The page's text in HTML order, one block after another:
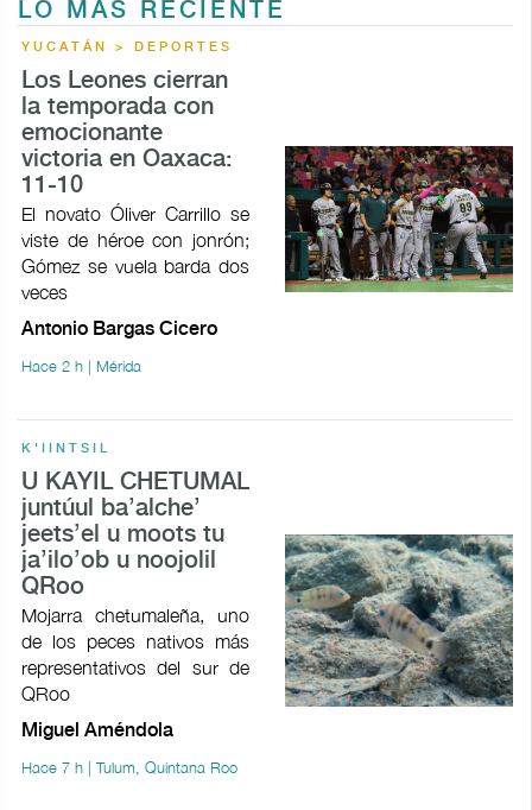
LO MÁS RECIENTE
YUCATÁN > DEPORTES
Los Leones cierran
la temporada con
emocionante
victoria en Oaxaca:
11-10
El novato Óliver Carrillo se
viste de héroe con jonrón;
Gómez se vuela barda dos
veces
Antonio Bargas Cicero
Hace 2 h | Mérida
K'IINTSIL
U KAYIL CHETUMAL
juntúul ba’alche’
jeets’el u moots tu
ja’ilo’ob u noojolil
QRoo
Mojarra chetumaleña, uno
de los peces nativos más
representativos del sur de
QRoo
Miguel Améndola
Hace 7 h | Tulum, Quintana Roo